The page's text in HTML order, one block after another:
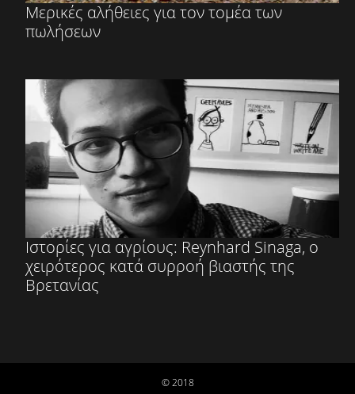
Μερικές αλήθειες για τον τομέα των
πωλήσεων
Ιστορίες για αγρίους: Reynhard Sinaga, ο
χειρότερος κατά συρροή βιαστής της
Βρετανίας
© 2018